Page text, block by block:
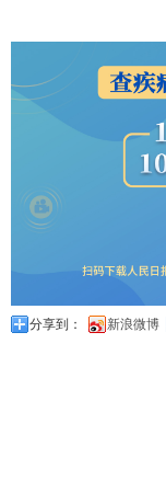
分享到： 新浪微博